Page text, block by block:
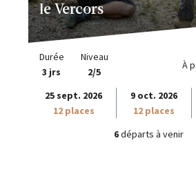
le Vercors
Durée
3 jrs
Niveau
2/5
À
25 sept. 2026
12 places
9 oct. 2026
12 places
6départs à venir